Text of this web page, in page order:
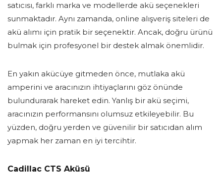
satıcısı, farklı marka ve modellerde akü seçenekleri
sunmaktadır. Aynı zamanda, online alışveriş siteleri de
akü alımı için pratik bir seçenektir. Ancak, doğru ürünü
bulmak için profesyonel bir destek almak önemlidir.
En yakın akücüye gitmeden önce, mutlaka akü
amperini ve aracınızın ihtiyaçlarını göz önünde
bulundurarak hareket edin. Yanlış bir akü seçimi,
aracınızın performansını olumsuz etkileyebilir. Bu
yüzden, doğru yerden ve güvenilir bir satıcıdan alım
yapmak her zaman en iyi tercihtir.
Cadillac CTS Aküsü